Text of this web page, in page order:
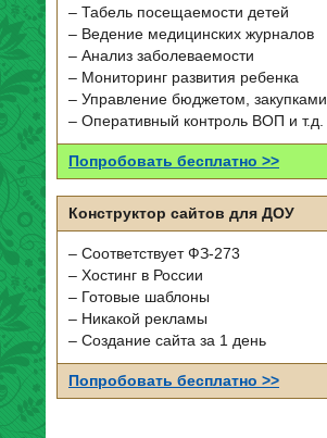
– Табель посещаемости детей
– Ведение медицинских журналов
– Анализ заболеваемости
– Мониторинг развития ребенка
– Управление бюджетом, закупками
– Оперативный контроль ВОП и т.д.
Попробовать бесплатно >>
Конструктор сайтов для ДОУ
– Соответствует ФЗ-273
– Хостинг в России
– Готовые шаблоны
– Никакой рекламы
– Создание сайта за 1 день
Попробовать бесплатно >>